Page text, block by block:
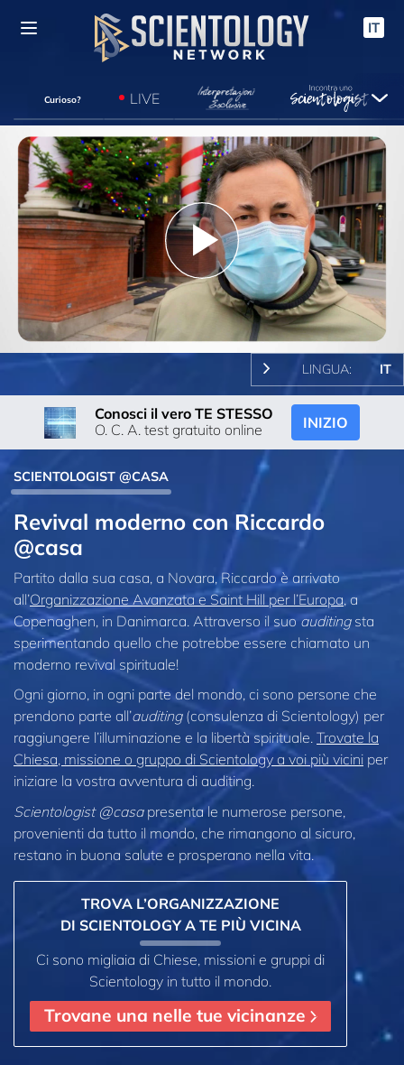
IT
Curioso? LIVE
Play
Video
LINGUA: IT
Conosci il vero TE STESSO
O. C. A. test gratuito online
INIZIO
SCIENTOLOGIST @CASA
Revival moderno con Riccardo
@casa
Partito dalla sua casa, a Novara, Riccardo è arrivato
all’Organizzazione Avanzata e Saint Hill per l’Europa, a
Copenaghen, in Danimarca. Attraverso il suo auditingsta
sperimentando quello che potrebbe essere chiamato un
moderno revival spirituale!
Ogni giorno, in ogni parte del mondo, ci sono persone che
prendono parte all’auditing(consulenza di Scientology) per
raggiungere l’illuminazione e la libertà spirituale. Trovate la
Chiesa, missione o gruppo di Scientology a voi più vicini per
iniziare la vostra avventura di auditing.
Scientologist @casapresenta le numerose persone,
provenienti da tutto il mondo, che rimangono al sicuro,
restano in buona salute e prosperano nella vita.
TROVA L’ORGANIZZAZIONE
DI SCIENTOLOGY A TE PIÙ VICINA
Ci sono migliaia di Chiese, missioni e gruppi di
Scientology in tutto il mondo.
Trovane una nelle tue vicinanze